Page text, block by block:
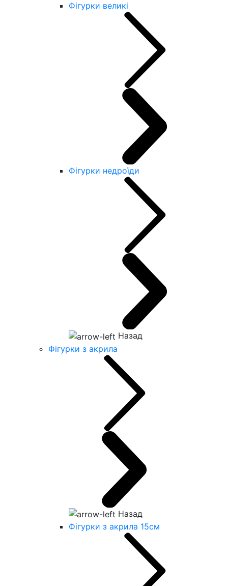
Фігурки великі
Фігурки недроїди
Назад
Фігурки з акрила
Назад
Фігурки з акрила 15см